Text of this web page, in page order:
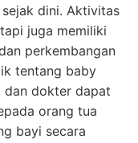
dini. Aktivitas
juga memiliki
perkembangan
tentang baby
dan dokter dapat
orang tua
bayi secara